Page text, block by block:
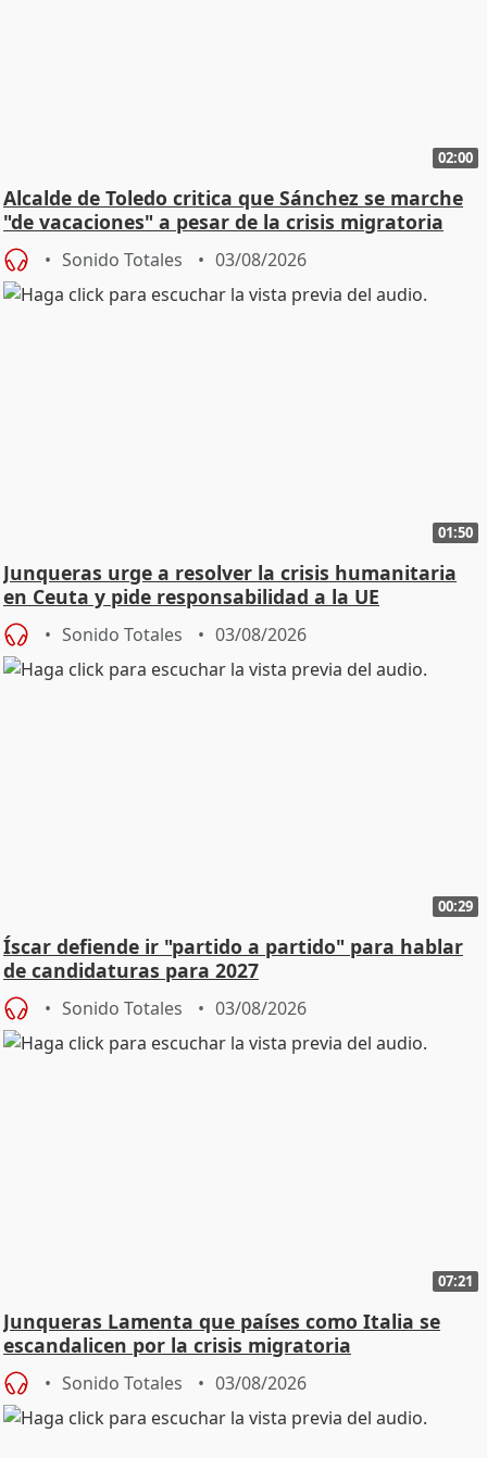
02:00
Alcalde de Toledo critica que Sánchez se marche
"de vacaciones" a pesar de la crisis migratoria
Sonido Totales 03/08/2026
01:50
Junqueras urge a resolver la crisis humanitaria
en Ceuta y pide responsabilidad a la UE
Sonido Totales 03/08/2026
00:29
Íscar defiende ir "partido a partido" para hablar
de candidaturas para 2027
Sonido Totales 03/08/2026
07:21
Junqueras Lamenta que países como Italia se
escandalicen por la crisis migratoria
Sonido Totales 03/08/2026